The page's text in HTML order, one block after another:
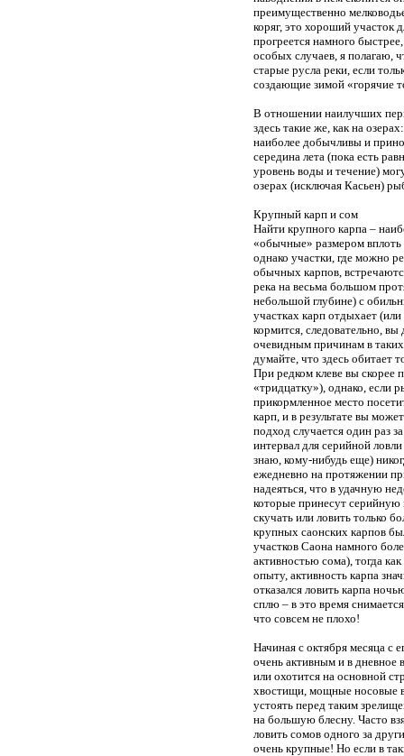
преимущественно
коряг, это хороший участок
прогреется намного
особых случаев, я полагаю,
старые русла реки, если
создающие зимой «горячие
В отношении наилучших
здесь такие же, как на
наиболее добычливы и
середина лета (пока есть
уровень воды и течение)
озерах (исключая Касьен)
Крупный карп и сом
Найти крупного карпа –
«обычные» размером
однако участки, где можно
обычных карпов,
река на весьма большом
небольшой глубине) с
участках карп отдыхает
кормится, следовательно,
очевидным причинам в
думайте, что здесь обитает
При редком клеве вы скорее
«тридцатку»), однако, если
прикормленное место
карп, и в результате вы
подход случается один раз
интервал для серийной
знаю, кому-нибудь еще)
ежедневно на протяжении
надеяться, что в удачную
которые принесут
скучать или ловить только
крупных саонских карпов
участков Саона намного
активностью сома), тогда
опыту, активность карпа
отказался ловить карпа
сплю – в это время
что совсем не плохо!
Начиная с октября месяца с
очень активным и в дневное
или охотится на основной
хвостищи, мощные носовые
устоять перед таким
на большую блесну. Часто
ловить сомов одного за
очень крупные! Но если в